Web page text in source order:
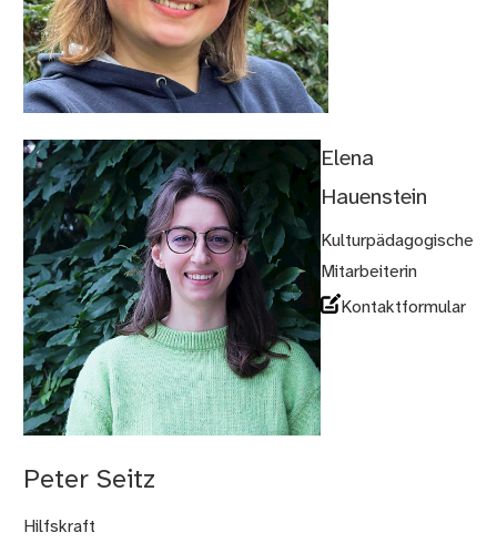
Elena
Hauenstein
Kulturpädagogische
Mitarbeiterin
Kontaktformular
Peter Seitz
Hilfskraft